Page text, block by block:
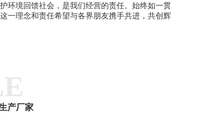
环境回馈社会，是我们经营的责任。始终如一贯
一理念和责任希望与各界朋友携手共进，共创辉
产厂家